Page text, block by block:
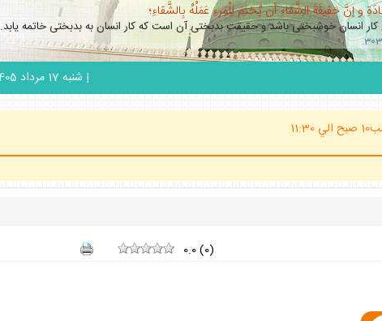
و إنَّ حَقيقَةَ الشَّقاءِ أن يُختَمَ لِلْمَرءِ عَمَلُهُ بِالشَّقاءِ؛
انسان خوشبختى باشد و حقيقت بدبختى آن است كه كار انسان به بدبختى خاتمه يابد.
| شنبه 17 مرداد 1405
(ساعت پاسخگوي احكام شرعي 20 الي 21:30 شب10 صبح الي 11:30
0.0(0)